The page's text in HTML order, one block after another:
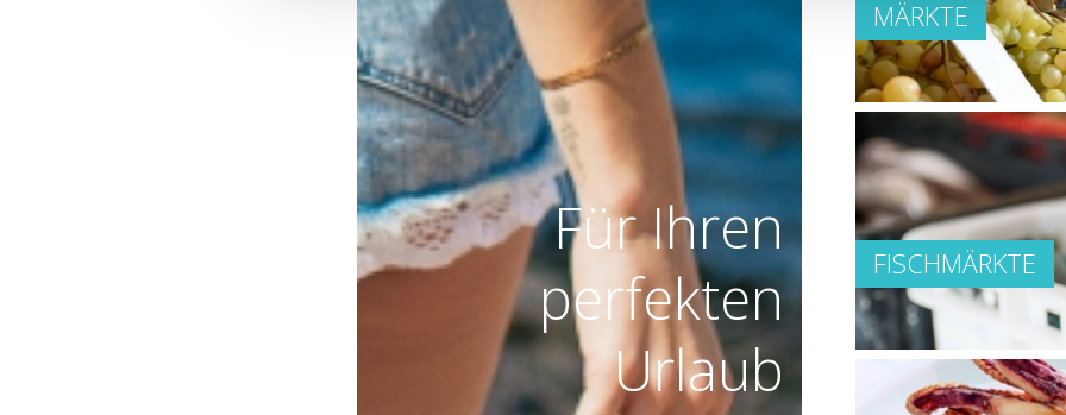
MÄRKTE
FISCHMÄRKTE
Für Ihren
perfekten
Urlaub